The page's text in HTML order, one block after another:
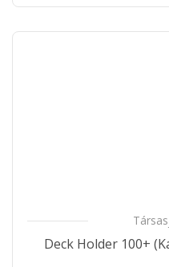
Deck Holder 100+